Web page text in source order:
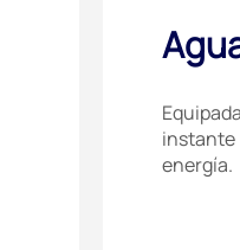
instante
energía.